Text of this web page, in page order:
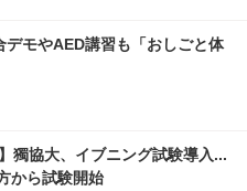
モやAED講習も「おしごと体
獨協大、イブニング試験導入...
から試験開始